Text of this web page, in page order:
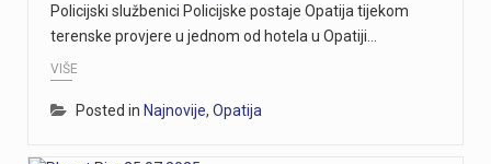
Policijski službenici Policijske postaje Opatija tijekom
terenske provjere u jednom od hotela u Opatiji…
VIŠE
Posted in Najnovije, Opatija